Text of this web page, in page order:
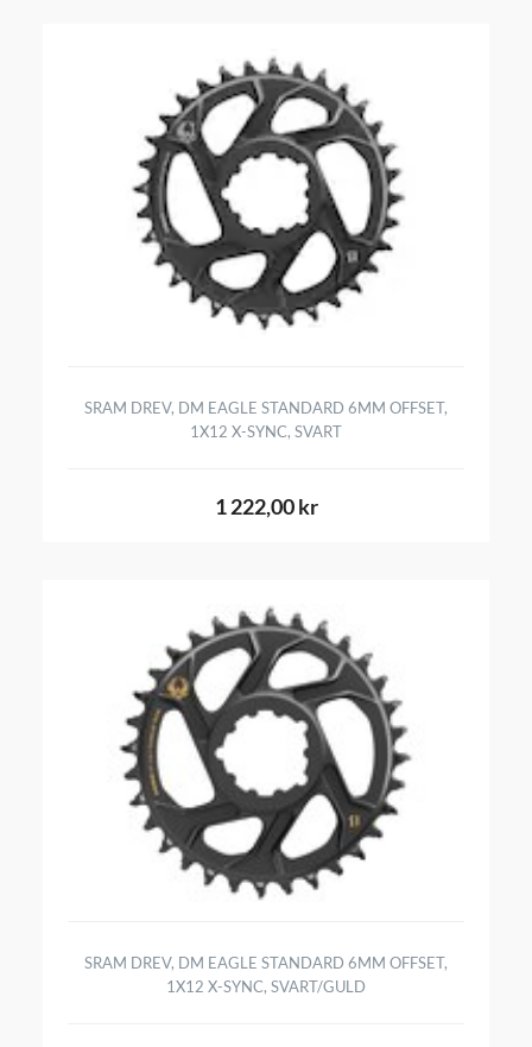
SRAM DREV, DM EAGLE STANDARD 6MM OFFSET,
1X12 X-SYNC, SVART
1 222,00 kr
SRAM DREV, DM EAGLE STANDARD 6MM OFFSET,
1X12 X-SYNC, SVART/GULD